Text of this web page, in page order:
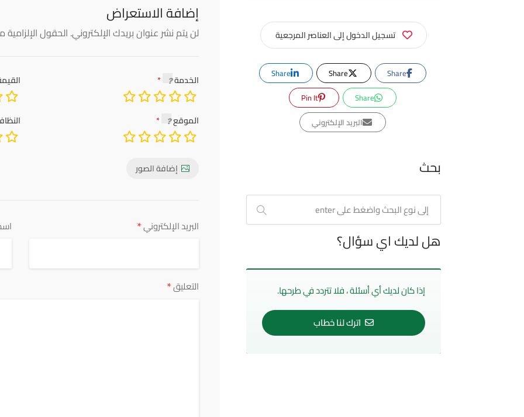
إضافة الاستعراض
لن يتم نشر عنوان بريدك الإلكتروني. الحقول الإلزامية
الخدمة
الموقع
إضافة الصور
البريد الإلكتروني*
التعليق*
تسجيل الدخول إلى العناصر المرجعية
Share
Share
Share
Share
Pin It
البريد الإلكتروني
بحث
هل لديك اي سؤال؟
إذا كان لديك أي أسئلة ، فلا تتردد في طرحها.
اترك لنا خطاب